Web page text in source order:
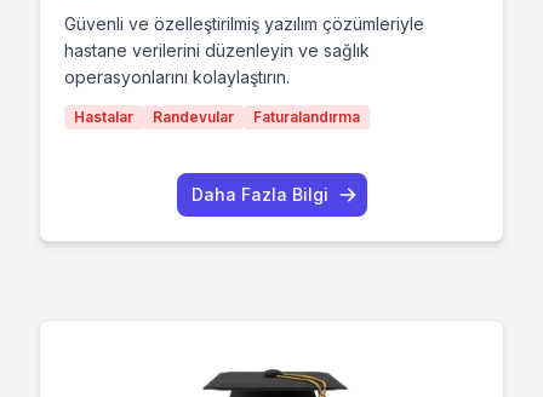
Güvenli ve özelleştirilmiş yazılım çözümleriyle
hastane verilerini düzenleyin ve sağlık
operasyonlarını kolaylaştırın.
Hastalar Randevular Faturalandırma
Daha Fazla Bilgi